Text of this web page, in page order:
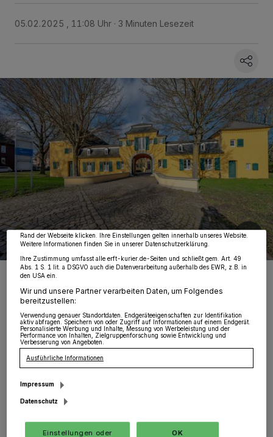
05.02.2025 , 11:08 Uhr 3 Minuten Lesezeit
Hier sitzt das Jugendamt in Jüchen.
„Wir nehmen unsere Aufgabe, Familien zu
stärken und Kinder und Jugendliche zu fördern
und zu schützen, sehr ernst. Dafür bieten wir
umfangreiche Leistungen an: Von der
Wir und unsere 218-Partner speichern und greifen auf personenbezogene Daten
wie Browserdaten oder eindeutige Kennungen auf Ihrem Gerät zu. Durch Auswahl
von OK aktivieren Sie Tracking-Technologien für die unter „Wir und unsere
Partner verarbeiten Daten, um Ihnen Dienste bereitzustellen“ aufgeführten
Zwecke. Wenn Tracker deaktiviert sind, sind manche Inhalte und Anzeigen
möglicherweise nicht mehr so relevant für Sie. Sie können dieses Menü jederzeit
wieder aufrufen, um Ihre Einstellungen zu ändern oder Ihre Einwilligung zu
widerrufen, indem Sie auf den Link Einstellungen oder Ablehnen am unteren
Rand der Webseite klicken. Ihre Einstellungen gelten innerhalb unseres Website.
Weitere Informationen finden Sie in unserer Datenschutzerklärung.
Ihre Zustimmung umfasst alle erft-kurier.de-Seiten und schließt gem. Art. 49
Abs. 1 S. 1 lit. a DSGVO auch die Datenverarbeitung außerhalb des EWR, z.B. in
den USA ein.
Wir und unsere Partner verarbeiten Daten, um Folgendes
bereitzustellen:
Verwendung genauer Standortdaten. Endgeräteeigenschaften zur Identifikation
aktiv abfragen. Speichern von oder Zugriff auf Informationen auf einem Endgerät.
Personalisierte Werbung und Inhalte, Messung von Werbeleistung und der
Performance von Inhalten, Zielgruppenforschung sowie Entwicklung und
Verbesserung von Angeboten.
Ausführliche Informationen
Impressum
Datenschutz
Einstellungen oder
OK